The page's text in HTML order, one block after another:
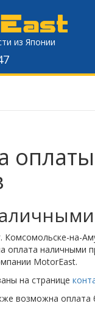
из Японии
оплаты
Комсомольске-на-
оплата наличными
MotorEast.
на странице
возможна оплата